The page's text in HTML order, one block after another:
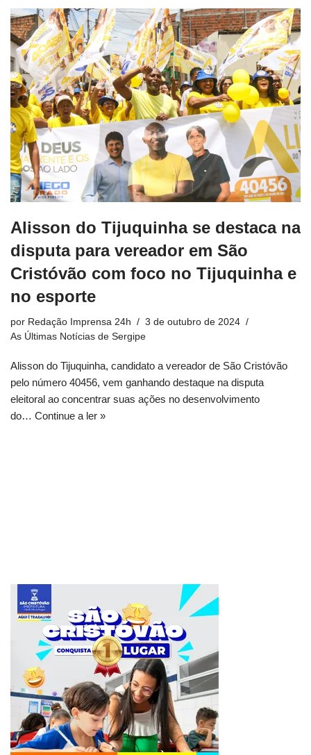
Alisson do Tijuquinha se destaca na
disputa para vereador em São
Cristóvão com foco no Tijuquinha e
no esporte
por Redação Imprensa 24h
3 de outubro de 2024
As Últimas Notícias de Sergipe
Alisson do Tijuquinha, candidato a vereador de São Cristóvão
pelo número 40456, vem ganhando destaque na disputa
eleitoral ao concentrar suas ações no desenvolvimento
do… Continue a ler »